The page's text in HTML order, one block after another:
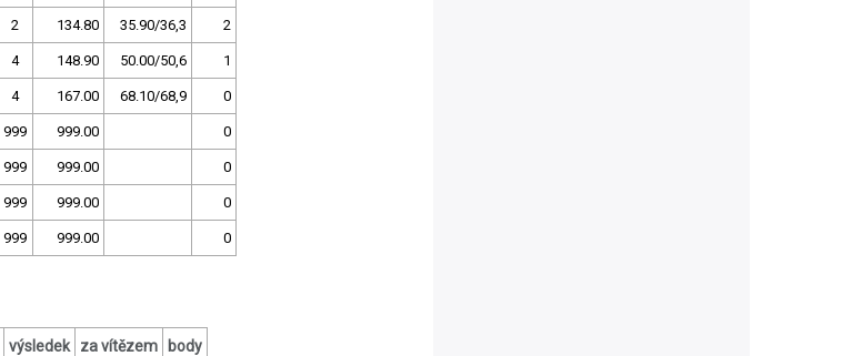
2 134.80 35.90/36,3 2
4 148.90 50.00/50,6 1
4 167.00 68.10/68,9 0
999 999.00 0
999 999.00 0
999 999.00 0
999 999.00 0
výsledek
za vítězem
body